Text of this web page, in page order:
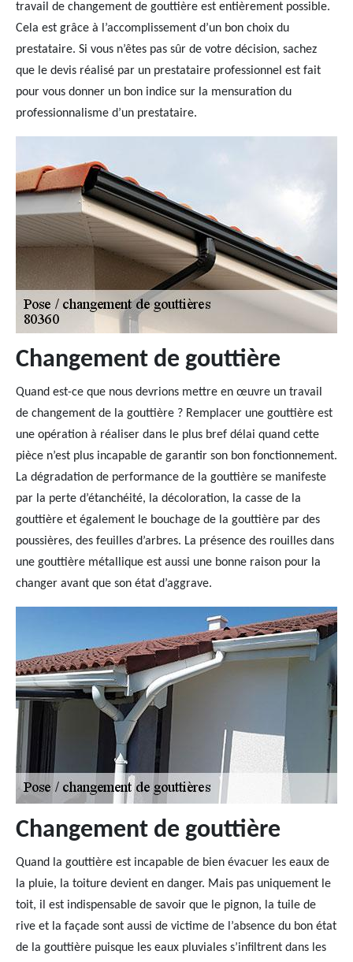
travail de changement de gouttière est entièrement possible.
Cela est grâce à l’accomplissement d’un bon choix du
prestataire. Si vous n’êtes pas sûr de votre décision, sachez
que le devis réalisé par un prestataire professionnel est fait
pour vous donner un bon indice sur la mensuration du
professionnalisme d’un prestataire.
Changement de gouttière
Quand est-ce que nous devrions mettre en œuvre un travail
de changement de la gouttière ? Remplacer une gouttière est
une opération à réaliser dans le plus bref délai quand cette
pièce n’est plus incapable de garantir son bon fonctionnement.
La dégradation de performance de la gouttière se manifeste
par la perte d’étanchéité, la décoloration, la casse de la
gouttière et également le bouchage de la gouttière par des
poussières, des feuilles d’arbres. La présence des rouilles dans
une gouttière métallique est aussi une bonne raison pour la
changer avant que son état d’aggrave.
Changement de gouttière
Quand la gouttière est incapable de bien évacuer les eaux de
la pluie, la toiture devient en danger. Mais pas uniquement le
toit, il est indispensable de savoir que le pignon, la tuile de
rive et la façade sont aussi de victime de l’absence du bon état
de la gouttière puisque les eaux pluviales s’infiltrent dans les